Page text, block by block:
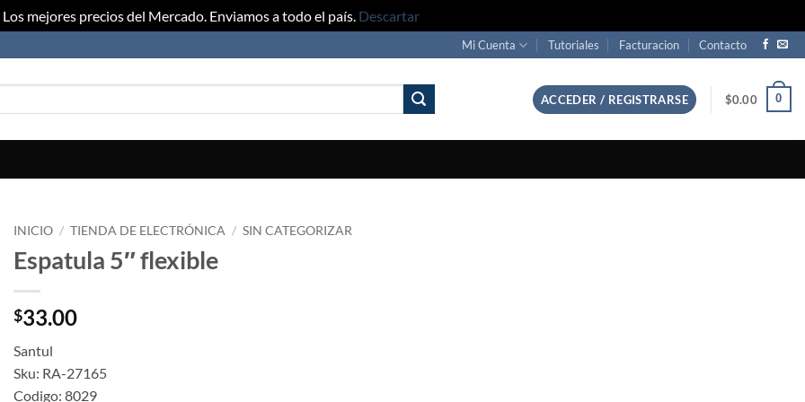
Los mejores precios del Mercado. Enviamos a todo el país. Descartar
Mi Cuenta Tutoriales Facturacion Contacto
ACCEDER / REGISTRARSE $0.00 0
INICIO / TIENDA DE ELECTRÓNICA / SIN CATEGORIZAR
Espatula 5″ flexible
$33.00
Santul
Sku: RA-27165
Codigo: 8029